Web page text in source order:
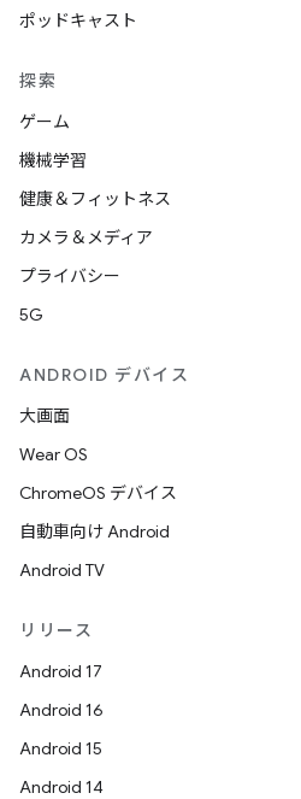
ポッドキャスト
探索
ゲーム
機械学習
健康＆フィットネス
カメラ＆メディア
プライバシー
5G
ANDROID デバイス
大画面
Wear OS
ChromeOS デバイス
自動車向け Android
Android TV
リリース
Android 17
Android 16
Android 15
Android 14